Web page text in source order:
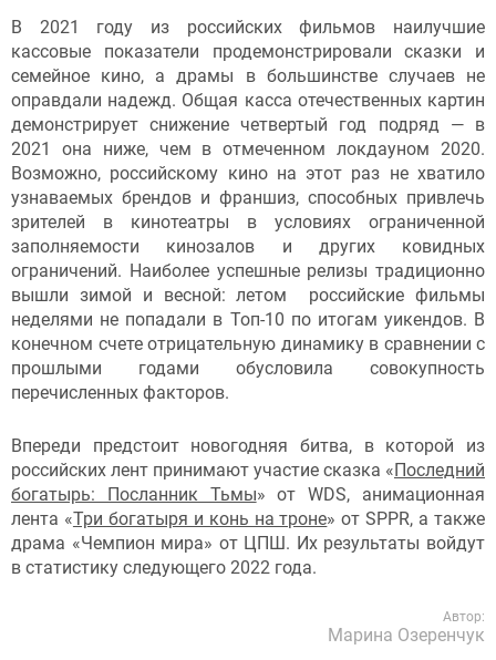
В 2021 году из российских фильмов наилучшие
кассовые показатели продемонстрировали сказки и
семейное кино, а драмы в большинстве случаев не
оправдали надежд. Общая касса отечественных картин
демонстрирует снижение четвертый год подряд — в
2021 она ниже, чем в отмеченном локдауном 2020.
Возможно, российскому кино на этот раз не хватило
узнаваемых брендов и франшиз, способных привлечь
зрителей в кинотеатры в условиях ограниченной
заполняемости кинозалов и других ковидных
ограничений. Наиболее успешные релизы традиционно
вышли зимой и весной: летом российские фильмы
неделями не попадали в Топ-10 по итогам уикендов. В
конечном счете отрицательную динамику в сравнении с
прошлыми годами обусловила совокупность
перечисленных факторов.
Впереди предстоит новогодняя битва, в которой из
российских лент принимают участие сказка «Последний
богатырь: Посланник Тьмы» от WDS, анимационная
лента «Три богатыря и конь на троне» от SPPR, а также
драма «Чемпион мира» от ЦПШ. Их результаты войдут
в статистику следующего 2022 года.
Автор:
Марина Озеренчук